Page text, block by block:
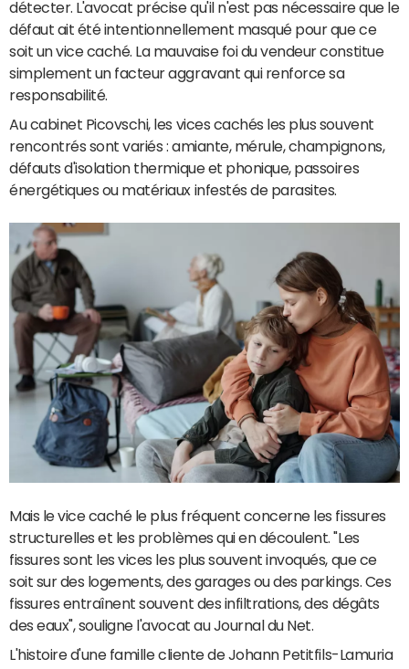
détecter. L'avocat précise qu'il n'est pas nécessaire que le
défaut ait été intentionnellement masqué pour que ce
soit un vice caché. La mauvaise foi du vendeur constitue
simplement un facteur aggravant qui renforce sa
responsabilité.
Au cabinet Picovschi, les vices cachés les plus souvent
rencontrés sont variés : amiante, mérule, champignons,
défauts d'isolation thermique et phonique, passoires
énergétiques ou matériaux infestés de parasites.
Mais le vice caché le plus fréquent concerne les fissures
structurelles et les problèmes qui en découlent. "Les
fissures sont les vices les plus souvent invoqués, que ce
soit sur des logements, des garages ou des parkings. Ces
fissures entraînent souvent des infiltrations, des dégâts
des eaux", souligne l'avocat au Journal du Net.
L'histoire d'une famille cliente de Johann Petitfils-Lamuria